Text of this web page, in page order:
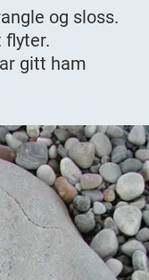
og sloss.
flyter.
gitt ham